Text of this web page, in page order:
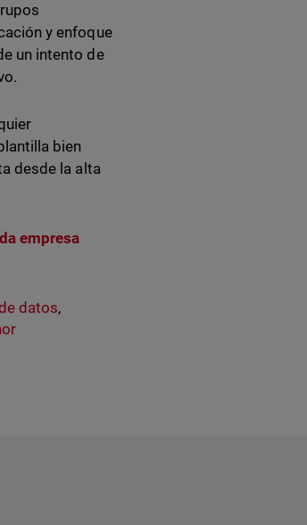
y enfoque
un intento de
bien
desde la alta
empresa
datos,